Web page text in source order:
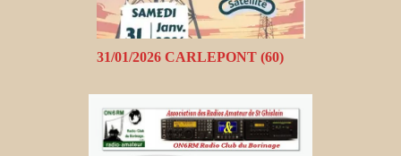
31/01/2026 CARLEPONT (60)